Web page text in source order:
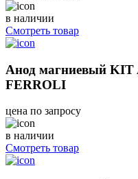
в наличии
Смотреть товар
Анод магниевый
FERROLI
цена по запросу
в наличии
Смотреть товар